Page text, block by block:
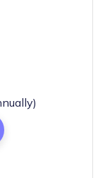
New Window